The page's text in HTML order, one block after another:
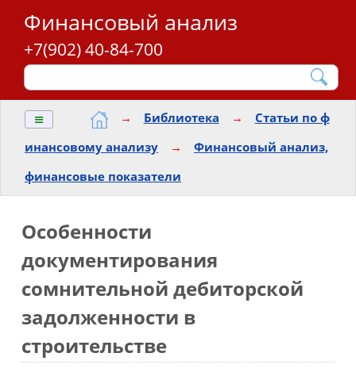
Финансовый анализ
+7(902) 40-84-700
≡ → Библиотека →
Статьи по ф
инансовому анализу
→
Финансовый анализ,
финансовые показатели
Особенности
документирования
сомнительной дебиторской
задолженности в
строительстве